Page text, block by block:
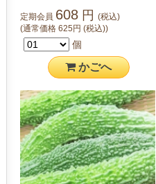
定期会員 608 円(税込)
(通常価格625 円(税込))
個
かごへ